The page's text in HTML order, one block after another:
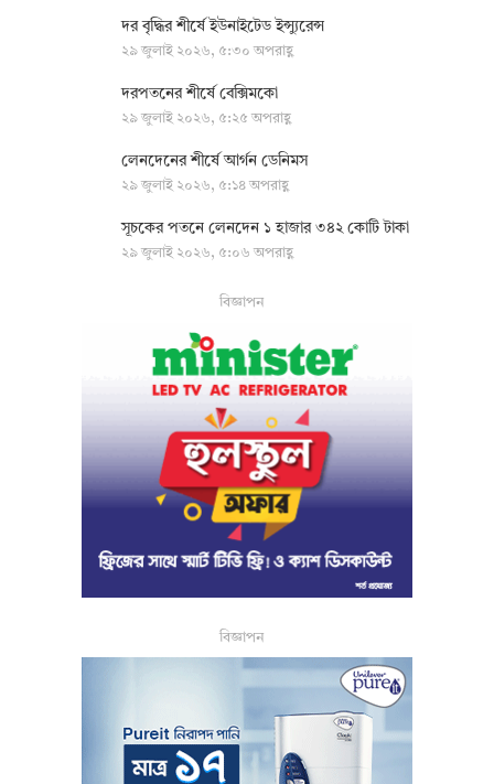
দর বৃদ্ধির শীর্ষে ইউনাইটেড ইন্স্যুরেন্স
২৯ জুলাই ২০২৬, ৫:৩০ অপরাহ্ণ
দরপতনের শীর্ষে বেক্সিমকো
২৯ জুলাই ২০২৬, ৫:২৫ অপরাহ্ণ
লেনদেনের শীর্ষে আর্গন ডেনিমস
২৯ জুলাই ২০২৬, ৫:১৪ অপরাহ্ণ
সূচকের পতনে লেনদেন ১ হাজার ৩৪২ কোটি টাকা
২৯ জুলাই ২০২৬, ৫:০৬ অপরাহ্ণ
বিজ্ঞাপন
বিজ্ঞাপন